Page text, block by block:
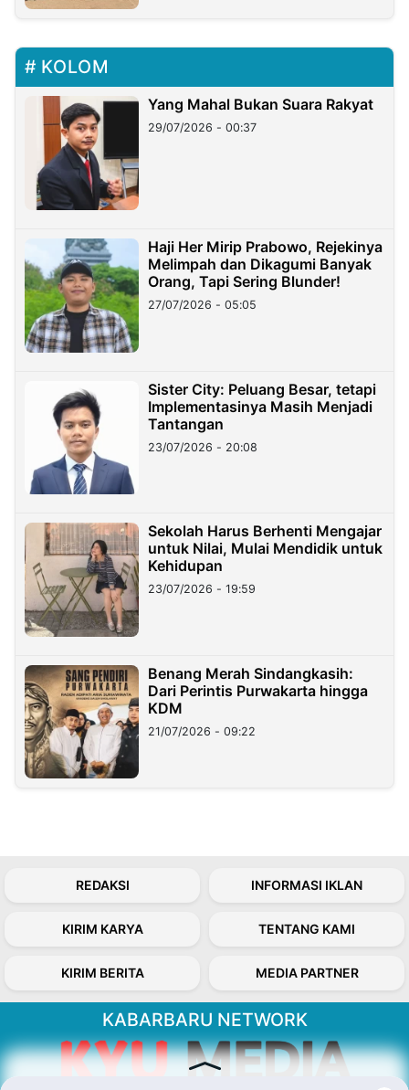
KOLOM
Yang Mahal Bukan Suara Rakyat
29/07/2026 - 00:37
Haji Her Mirip Prabowo, Rejekinya
Melimpah dan Dikagumi Banyak
Orang, Tapi Sering Blunder!
27/07/2026 - 05:05
Sister City: Peluang Besar, tetapi
Implementasinya Masih Menjadi
Tantangan
23/07/2026 - 20:08
Sekolah Harus Berhenti Mengajar
untuk Nilai, Mulai Mendidik untuk
Kehidupan
23/07/2026 - 19:59
Benang Merah Sindangkasih:
Dari Perintis Purwakarta hingga
KDM
21/07/2026 - 09:22
REDAKSI INFORMASI IKLAN
KIRIM KARYA TENTANG KAMI
KIRIM BERITA MEDIA PARTNER
KABARBARU NETWORK